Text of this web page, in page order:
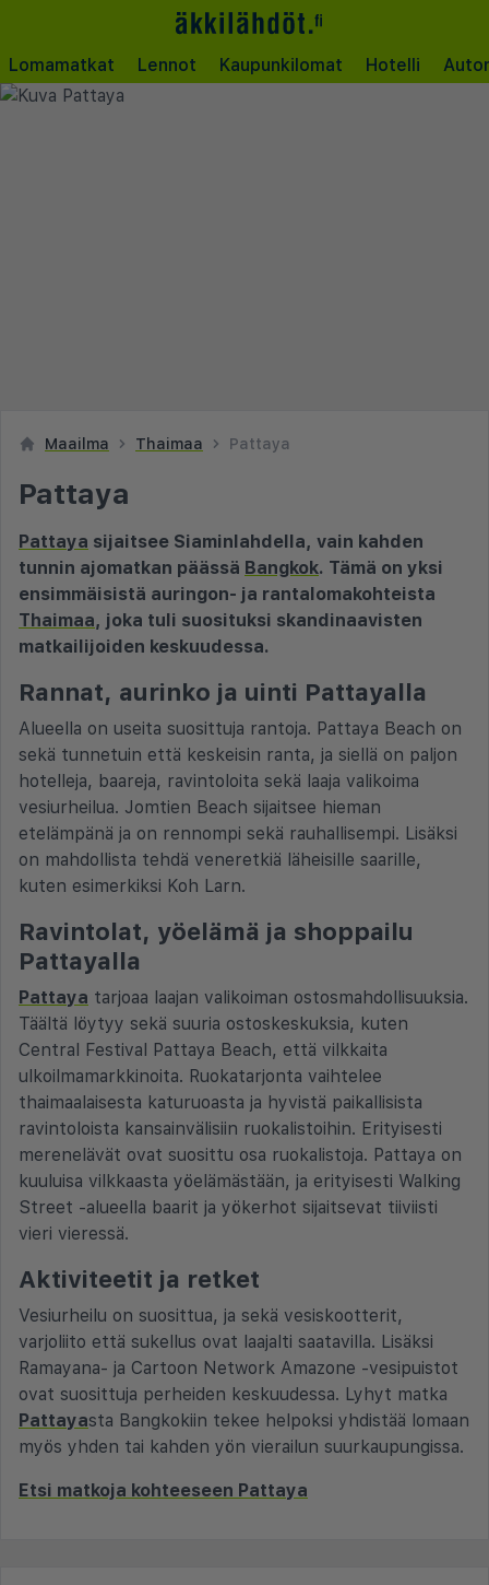
Lomamatkat Lennot Kaupunkilomat Hotelli
Maailma Thaimaa Pattaya
Pattaya
Pattaya sijaitsee Siaminlahdella, vain kahden
tunnin ajomatkan päässä Bangkok. Tämä on yksi
ensimmäisistä auringon- ja rantalomakohteista
Thaimaa, joka tuli suosituksi skandinaavisten
matkailijoiden keskuudessa.
Rannat, aurinko ja uinti Pattayalla
Alueella on useita suosittuja rantoja. Pattaya Beach on
sekä tunnetuin että keskeisin ranta, ja siellä on paljon
hotelleja, baareja, ravintoloita sekä laaja valikoima
vesiurheilua. Jomtien Beach sijaitsee hieman
etelämpänä ja on rennompi sekä rauhallisempi. Lisäksi
on mahdollista tehdä veneretkiä läheisille saarille,
kuten esimerkiksi Koh Larn.
Ravintolat, yöelämä ja shoppailu
Pattayalla
Pattaya tarjoaa laajan valikoiman ostosmahdollisuuksia.
Täältä löytyy sekä suuria ostoskeskuksia, kuten
Central Festival Pattaya Beach, että vilkkaita
ulkoilmamarkkinoita. Ruokatarjonta vaihtelee
thaimaalaisesta katuruoasta ja hyvistä paikallisista
ravintoloista kansainvälisiin ruokalistoihin. Erityisesti
merenelävät ovat suosittu osa ruokalistoja. Pattaya on
kuuluisa vilkkaasta yöelämästään, ja erityisesti Walking
Street -alueella baarit ja yökerhot sijaitsevat tiiviisti
vieri vieressä.
Aktiviteetit ja retket
Vesiurheilu on suosittua, ja sekä vesiskootterit,
varjoliito että sukellus ovat laajalti saatavilla. Lisäksi
Ramayana- ja Cartoon Network Amazone -vesipuistot
ovat suosittuja perheiden keskuudessa. Lyhyt matka
Pattayasta Bangkokiin tekee helpoksi yhdistää lomaan
myös yhden tai kahden yön vierailun suurkaupungissa.
Etsi matkoja kohteeseen Pattaya